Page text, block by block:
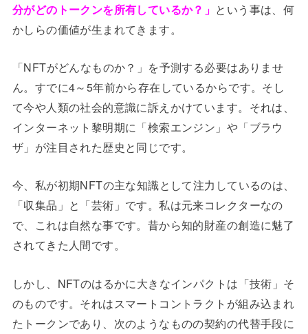
分がどのトークンを所有しているか？」 という事は、何
かしらの価値が生まれてきます。
「NFTがどんなものか？」を予測する必要はありませ
ん。すでに4～5年前から存在しているからです。そし
て今や人類の社会的意識に訴えかけています。それは、
インターネット黎明期に「検索エンジン」や「ブラウ
ザ」が注目された歴史と同じです。
今、私が初期NFTの主な知識として注力しているのは、
「収集品」と「芸術」です。私は元来コレクターなの
で、これは自然な事です。昔から知的財産の創造に魅了
されてきた人間です。
しかし、NFTのはるかに大きなインパクトは「技術」そ
のものです。それはスマートコントラクトが組み込まれ
たトークンであり、次のようなものの契約の代替手段に